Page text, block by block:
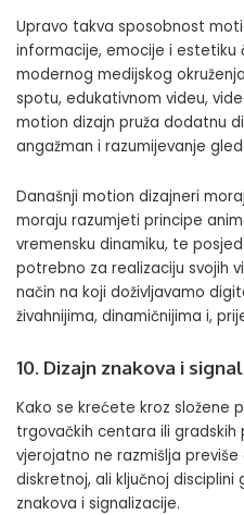
Upravo takva sposobnost
informacije, emocije i estetiku
modernog medijskog
spotu, edukativnom videu,
motion dizajn pruža dodatnu
angažman i razumijevanje
Današnji motion dizajneri
moraju razumjeti principe
vremensku dinamiku, te
potrebno za realizaciju svojih
način na koji doživljavamo
živahnijima, dinamičnijima i,
10. Dizajn znakova i
Kako se krećete kroz složene
trgovačkih centara ili gradskih
vjerojatno ne razmišlja
diskretnoj, ali ključnoj disciplini
znakova i signalizacije.